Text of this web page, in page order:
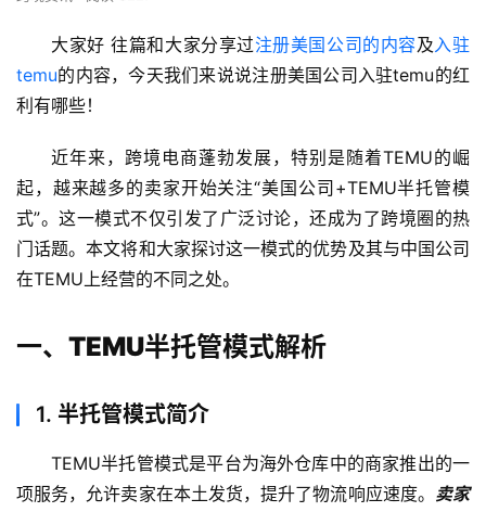
大家好 往篇和大家分享过注册美国公司的内容及入驻
temu的内容，今天我们来说说注册美国公司入驻temu的红
利有哪些！
近年来，跨境电商蓬勃发展，特别是随着TEMU的崛
起，越来越多的卖家开始关注“美国公司+TEMU半托管模
式”。这一模式不仅引发了广泛讨论，还成为了跨境圈的热
门话题。本文将和大家探讨这一模式的优势及其与中国公司
在TEMU上经营的不同之处。
一、TEMU半托管模式解析
1. 半托管模式简介
TEMU半托管模式是平台为海外仓库中的商家推出的一
项服务，允许卖家在本土发货，提升了物流响应速度。 卖家